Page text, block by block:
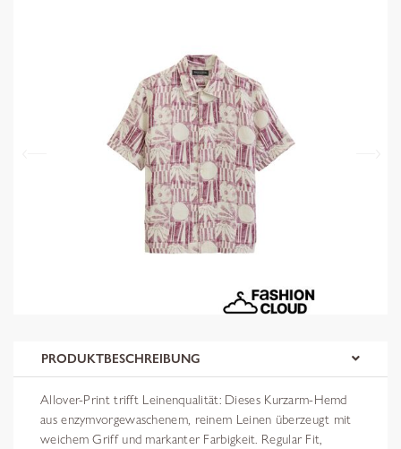
PRODUKTBESCHREIBUNG
Allover-Print trifft Leinenqualität: Dieses Kurzarm-Hemd
aus enzymvorgewaschenem, reinem Leinen überzeugt mit
weichem Griff und markanter Farbigkeit. Regular Fit,